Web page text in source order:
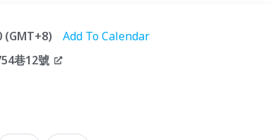
(GMT+8)
Add To Calendar
巷12號